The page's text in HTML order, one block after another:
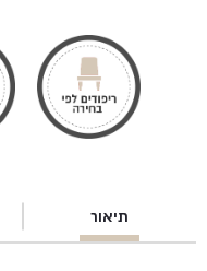
תיאור